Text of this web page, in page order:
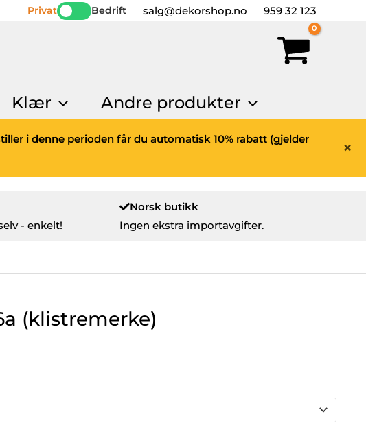
Privat Bedrift salg@dekorshop.no 959 32 123
Klær Andre produkter
×
i denne perioden får du automatisk 10% rabatt (gjelder
- enkelt!
Norsk butikk
Ingen ekstra importavgifter.
(klistremerke)